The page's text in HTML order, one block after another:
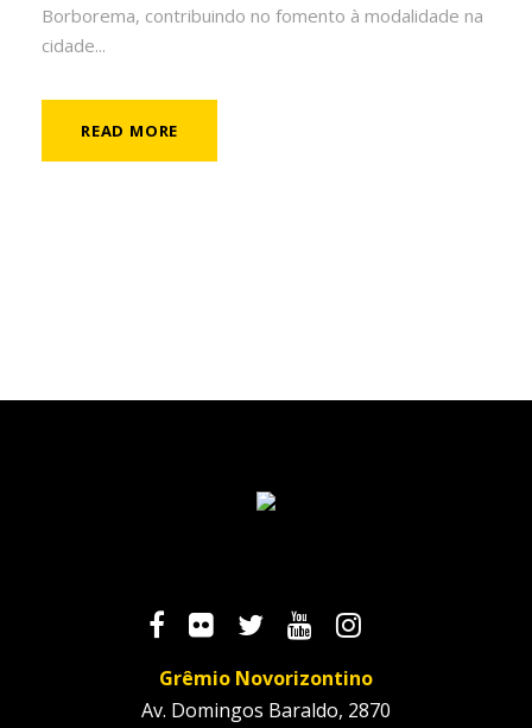
Borborema, contribuindo no fomento à modalidade na
cidade...
READ MORE
Grêmio Novorizontino
Av. Domingos Baraldo, 2870